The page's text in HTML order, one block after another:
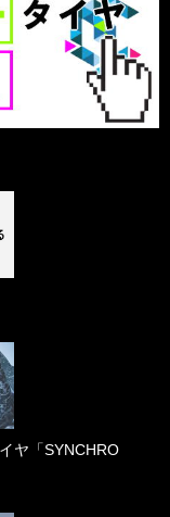
ヤ「SYNCHRO